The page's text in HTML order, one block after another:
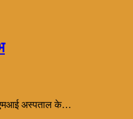
अस्पताल के…